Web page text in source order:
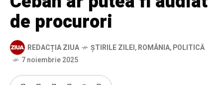
de procurori
REDACȚIA ZIUA ȘTIRILE ZILEI,ROMÂNIA,POLITICĂ
7 noiembrie 2025